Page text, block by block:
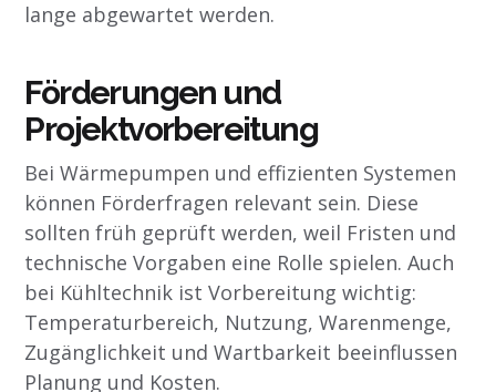
lange abgewartet werden.
Förderungen und
Projektvorbereitung
Bei Wärmepumpen und effizienten Systemen
können Förderfragen relevant sein. Diese
sollten früh geprüft werden, weil Fristen und
technische Vorgaben eine Rolle spielen. Auch
bei Kühltechnik ist Vorbereitung wichtig:
Temperaturbereich, Nutzung, Warenmenge,
Zugänglichkeit und Wartbarkeit beeinflussen
Planung und Kosten.